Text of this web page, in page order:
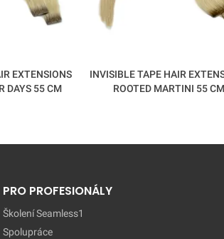
EXTENSIONS
DAYS 55 CM
INVISIBLE TAPE HAIR
ROOTED MARTINI 55 CM
PRO PROFESIONÁLY
Školení Seamless1
Spolupráce